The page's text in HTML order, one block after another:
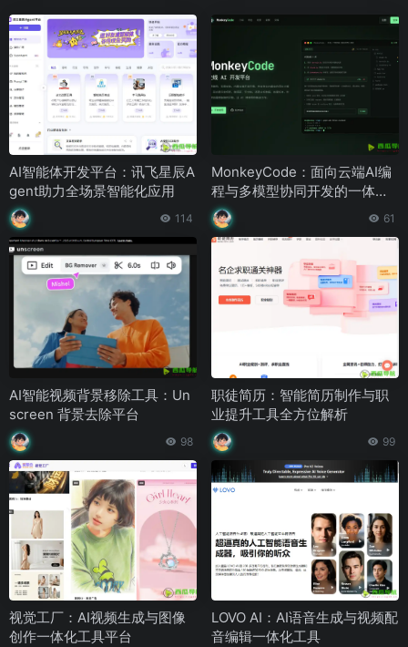
AI智能体开发平台：讯飞星辰A
gent助力全场景智能化应用
114
MonkeyCode：面向云端AI编
程与多模型协同开发的一体化
浏览器开发平台
61
AI智能视频背景移除工具：Un
screen 背景去除平台
98
职徒简历：智能简历制作与职
业提升工具全方位解析
99
视觉工厂：AI视频生成与图像
创作一体化工具平台
LOVO AI：AI语音生成与视频配
音编辑一体化工具